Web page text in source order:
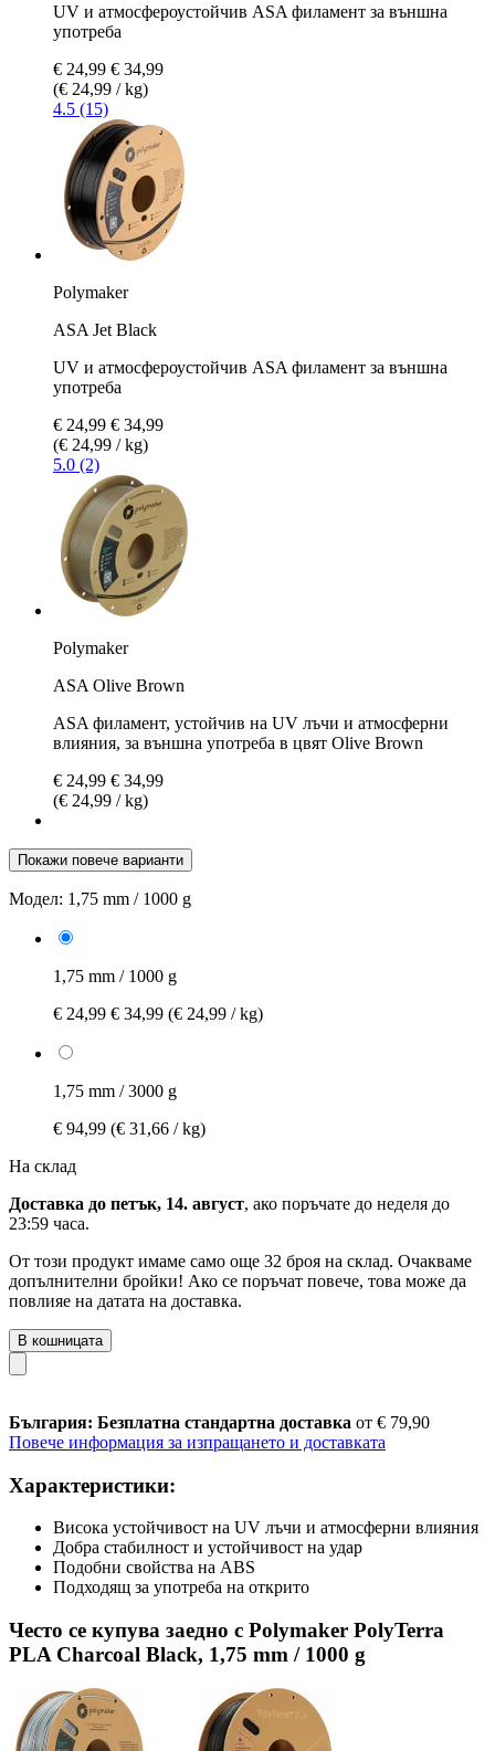
UV и атмосфероустойчив ASA филамент за външна
употреба
€ 24,99 € 34,99
(€ 24,99 / kg)
4.5 (15)
Polymaker
ASA Jet Black
UV и атмосфероустойчив ASA филамент за външна
употреба
€ 24,99 € 34,99
(€ 24,99 / kg)
5.0 (2)
Polymaker
ASA Olive Brown
ASA филамент, устойчив на UV лъчи и атмосферни
влияния, за външна употреба в цвят Olive Brown
€ 24,99 € 34,99
(€ 24,99 / kg)
Покажи повече варианти
Модел: 1,75 mm / 1000 g
1,75 mm / 1000 g
€ 24,99 € 34,99 (€ 24,99 / kg)
1,75 mm / 3000 g
€ 94,99 (€ 31,66 / kg)
На склад
Доставка до петък, 14. август, ако поръчате до неделя до
23:59 часа.
От този продукт имаме само още 32 броя на склад. Очакваме
допълнителни бройки! Ако се поръчат повече, това може да
повлияе на датата на доставка.
В кошницата
България: Безплатна стандартна доставка от € 79,90
Повече информация за изпращането и доставката
Характеристики:
Висока устойчивост на UV лъчи и атмосферни влияния
Добра стабилност и устойчивост на удар
Подобни свойства на ABS
Подходящ за употреба на открито
Често се купува заедно с Polymaker PolyTerra
PLA Charcoal Black, 1,75 mm / 1000 g